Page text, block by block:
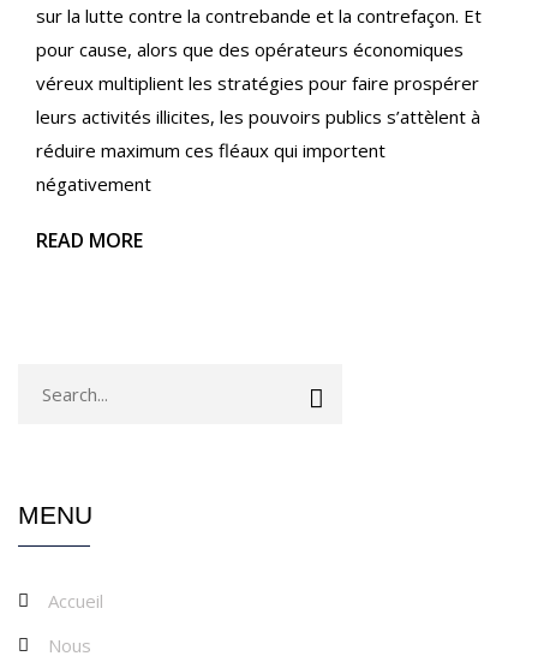
sur la lutte contre la contrebande et la contrefaçon. Et
pour cause, alors que des opérateurs économiques
véreux multiplient les stratégies pour faire prospérer
leurs activités illicites, les pouvoirs publics s’attèlent à
réduire maximum ces fléaux qui importent
négativement
READ MORE
MENU
Accueil
Nous